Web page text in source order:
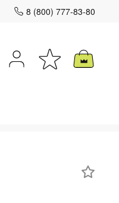
8 (800) 777-83-80